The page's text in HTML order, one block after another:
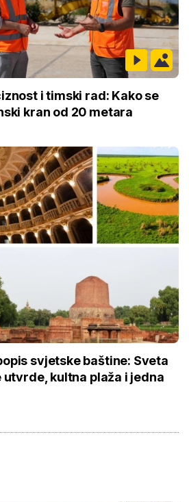
i timski rad: Kako se
kran od 20 metara
svjetske baštine: Sveta
kultna plaža i jedna